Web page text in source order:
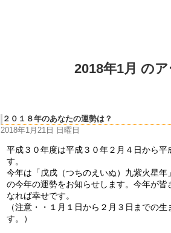
2018年1月 の
２０１８年のあなたの運勢は？
2018年1月21日 日曜日
平成３０年度は平成３０年２月４日から
す。
今年は「戊戌（つちのえいぬ）九紫火星年
の今年の運勢をお知らせします。今年が
なれば幸せです。
（注意・・１月１日から２月３日までの
す。）